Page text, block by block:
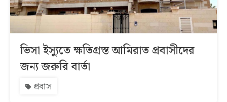
ভিসা ইস্যুতে ক্ষতিগ্রস্ত আমিরাত প্রবাসীদের
জন্য জরুরি বার্তা
প্রবাস